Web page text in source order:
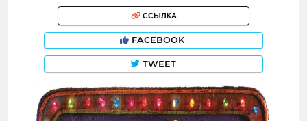
ССЫЛКА
FACEBOOK
TWEET